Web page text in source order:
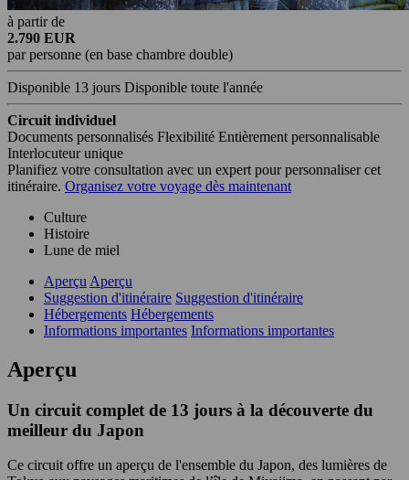
à partir de
2.790 EUR
par personne (en base chambre double)
Disponible 13 jours Disponible toute l'année
Circuit individuel
Documents personnalisés Flexibilité Entièrement personnalisable
Interlocuteur unique
Planifiez votre consultation avec un expert pour personnaliser cet
itinéraire. Organisez votre voyage dès maintenant
Culture
Histoire
Lune de miel
Aperçu Aperçu
Suggestion d'itinéraire Suggestion d'itinéraire
Hébergements Hébergements
Informations importantes Informations importantes
Aperçu
Un circuit complet de 13 jours à la découverte du
meilleur du Japon
Ce circuit offre un aperçu de l'ensemble du Japon, des lumières de